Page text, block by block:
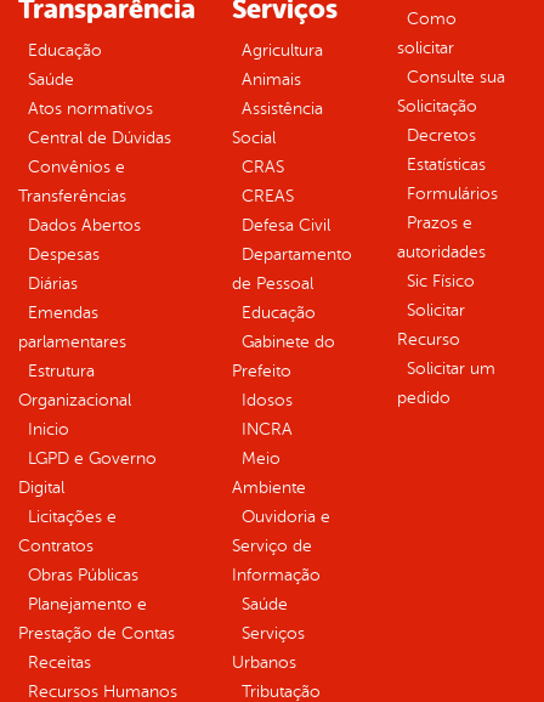
Transparência
Educação
Saúde
Atos normativos
Central de Dúvidas
Convênios e
Transferências
Dados Abertos
Despesas
Diárias
Emendas
parlamentares
Estrutura
Organizacional
Inicio
LGPD e Governo
Digital
Licitações e
Contratos
Obras Públicas
Planejamento e
Prestação de Contas
Receitas
Recursos Humanos
Serviços
Agricultura
Animais
Assistência
Social
CRAS
CREAS
Defesa Civil
Departamento
de Pessoal
Educação
Gabinete do
Prefeito
Idosos
INCRA
Meio
Ambiente
Ouvidoria e
Serviço de
Informação
Saúde
Serviços
Urbanos
Tributação
Como
solicitar
Consulte sua
Solicitação
Decretos
Estatísticas
Formulários
Prazos e
autoridades
Sic Físico
Solicitar
Recurso
Solicitar um
pedido